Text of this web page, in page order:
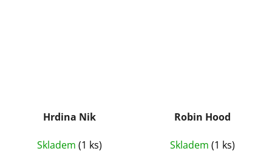
Hrdina Nik
Skladem (1 ks)
Robin Hood
Skladem (1 ks)